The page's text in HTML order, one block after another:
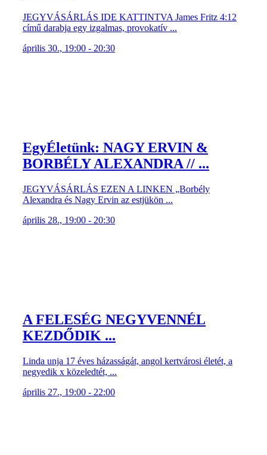
JEGYVÁSÁRLÁS IDE KATTINTVA James Fritz 4:12
című darabja egy izgalmas, provokatív ...
április 30., 19:00 - 20:30
EgyÉletünk: NAGY ERVIN &
BORBÉLY ALEXANDRA // ...
JEGYVÁSÁRLÁS EZEN A LINKEN „Borbély
Alexandra és Nagy Ervin az estjükön ...
április 28., 19:00 - 20:30
A FELESÉG NEGYVENNÉL
KEZDŐDIK ...
Linda unja 17 éves házasságát, angol kertvárosi életét, a
negyedik x közeledtét, ...
április 27., 19:00 - 22:00